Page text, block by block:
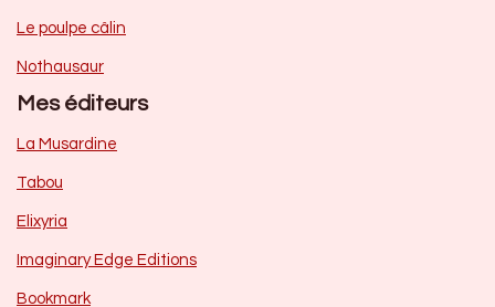
Le poulpe câlin
Nothausaur
Mes éditeurs
La Musardine
Tabou
Elixyria
Imaginary Edge Editions
Bookmark